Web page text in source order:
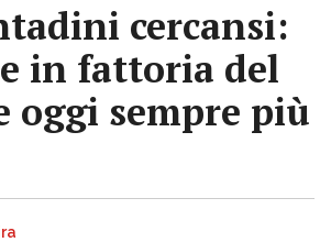
cercansi:
in fattoria del
oggi sempre più